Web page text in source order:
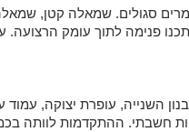
סגולים. שמאלה קטן,
פנימה לתוך עומק הרצועה.
השנייה, עופרת יצוקה, עמוד
חשבתי. ההתקדמות לוותה